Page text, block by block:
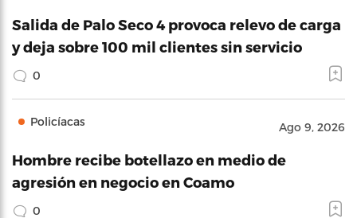
Salida de Palo Seco 4 provoca relevo de carga
y deja sobre 100 mil clientes sin servicio
0
Policíacas Ago 9, 2026
Hombre recibe botellazo en medio de
agresión en negocio en Coamo
0